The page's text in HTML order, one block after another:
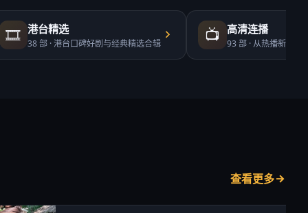
🎞️ 港台精选
38部 ·港台口碑好剧与经典精选合辑 📺 高清连播
93部 · 从热播新剧到
查看更多